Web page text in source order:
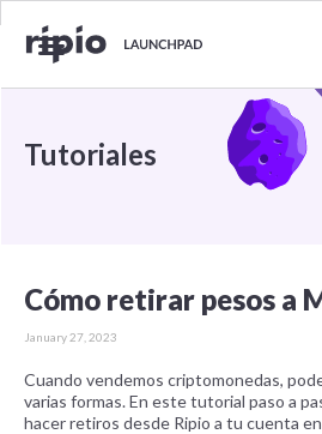
Tutoriales
Cómo retirar pesos a
January 27, 2023
Cuando vendemos criptomonedas,
varias formas. En este tutorial paso a
hacer retiros desde Ripio a tu cuenta